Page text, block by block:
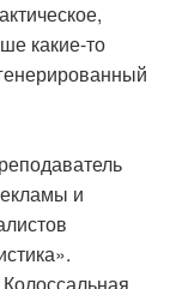
какие-то
и